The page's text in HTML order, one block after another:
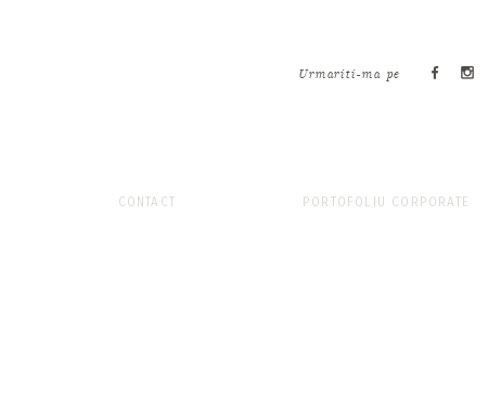
Urmariti-ma pe
CONTACT PORTOFOLIU CORPORATE